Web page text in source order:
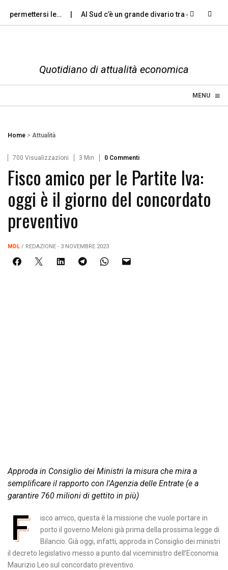
le… Al Sud c’è un grande divario tra gli…
Quotidiano di attualità economica
MENU ≡
☰
Home > Attualità
700 Visualizzazioni 3 Min 0 Commenti
Fisco amico per le Partite Iva:
oggi è il giorno del concordato
preventivo
MDL / REDAZIONE - 3 NOVEMBRE 2023
Approda in Consiglio dei Ministri la misura che mira a
semplificare il rapporto con l'Agenzia delle Entrate (e a
garantire 760 milioni di gettito in più)
F
isco amico, questa è la missione che vuole portare in
porto il governo Meloni già prima della prossima legge di
Bilancio. Già oggi, infatti, approda in Consiglio dei ministri
il decreto legislativo messo a punto dal viceministro dell’Economia
Maurizio Leo sul concordato preventivo.